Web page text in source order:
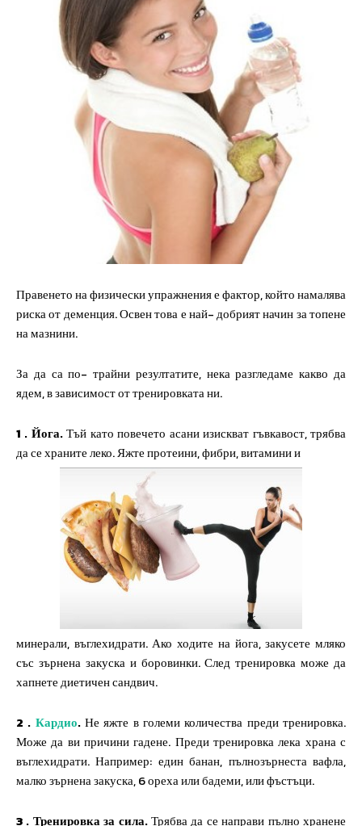
Правенето на физически упражнения е фактор, който намалява
риска от деменция. Освен това е най- добрият начин за топене
на мазнини.
За да са по- трайни резултатите, нека разгледаме какво да
ядем, в зависимост от тренировката ни.
1 . Йога.Тъй като повечето асани изискват гъвкавост, трябва
да се храните леко. Яжте протеини, фибри, витамини и
минерали, въглехидрати. Ако ходите на йога, закусете мляко
със зърнена закуска и боровинки. След тренировка може да
хапнете диетичен сандвич.
2 . Кардио.Не яжте в големи количества преди тренировка.
Може да ви причини гадене. Преди тренировка лека храна с
въглехидрати. Например: един банан, пълнозърнеста вафла,
малко зърнена закуска, 6 ореха или бадеми, или фъстъци.
3 . Тренировка за сила.Трябва да се направи пълно хранене